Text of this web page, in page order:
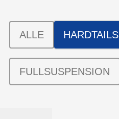
ALLE HARDTAILS
FULLSUSPENSION